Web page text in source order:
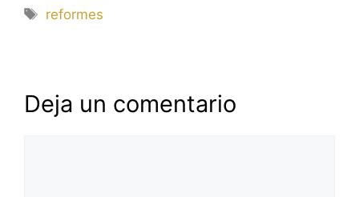
Etiquetas
reformes
Deja un comentario